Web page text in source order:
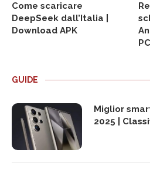
Come scaricare
DeepSeek dall’Italia |
Download APK
GUIDE
Miglior
2025 |